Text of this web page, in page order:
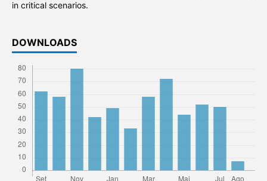
in critical scenarios.
DOWNLOADS